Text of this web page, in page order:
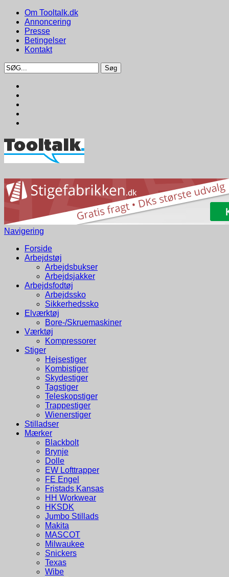
Om Tooltalk.dk
Annoncering
Presse
Betingelser
Kontakt
Navigering
Forside
Arbejdstøj
Arbejdsbukser
Arbejdsjakker
Arbejdsfodtøj
Arbejdssko
Sikkerhedssko
Elværktøj
Bore-/Skruemaskiner
Værktøj
Kompressorer
Stiger
Hejsestiger
Kombistiger
Skydestiger
Tagstiger
Teleskopstiger
Trappestiger
Wienerstiger
Stilladser
Mærker
Blackbolt
Brynje
Dolle
EW Lofttrapper
FE Engel
Fristads Kansas
HH Workwear
HKSDK
Jumbo Stillads
Makita
MASCOT
Milwaukee
Snickers
Texas
Wibe